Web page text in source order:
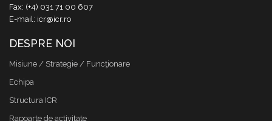
Fax: (+4) 031 71 00 607
E-mail: icr@icr.ro
DESPRE NOI
Misiune / Strategie / Funcţionare
Echipa
Structura ICR
Rapoarte de activitate